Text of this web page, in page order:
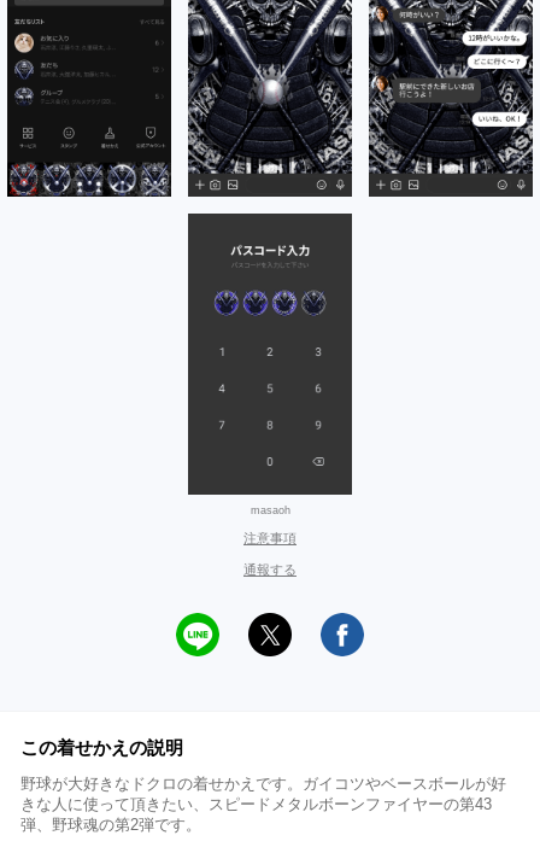
masaoh
注意事項
通報する
この着せかえの説明
野球が大好きなドクロの着せかえです。ガイコツやベースボールが好
きな人に使って頂きたい、スピードメタルボーンファイヤーの第43
弾、野球魂の第2弾です。